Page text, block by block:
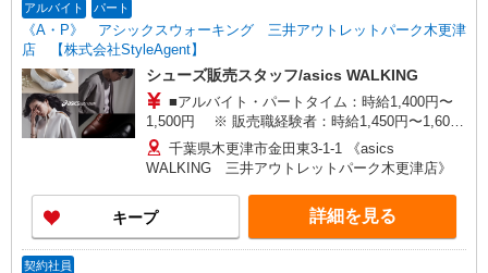
際には、立ち上げのお手伝いとして数週間の出張
が発生する可能性あり。
アルバイト パート
《A・P》 アシックスウォーキング 三井アウトレットパーク木更津
店 【株式会社StyleAgent】
シューズ販売スタッフ/asics WALKING
■アルバイト・パートタイム：時給1,400円〜
1,500円 ※ 販売職経験者：時給1,450円〜1,600
円 □能力、経験を考慮します 頑張りに応じて昇
給の可能性あり □別途交通費全額支給 □契約社員
(月給240,000円〜280,000円)同時募集中！
千葉県木更津市金田東3-1-1 《asics
WALKING 三井アウトレットパーク木更津店》
キープ 詳細を見る
契約社員